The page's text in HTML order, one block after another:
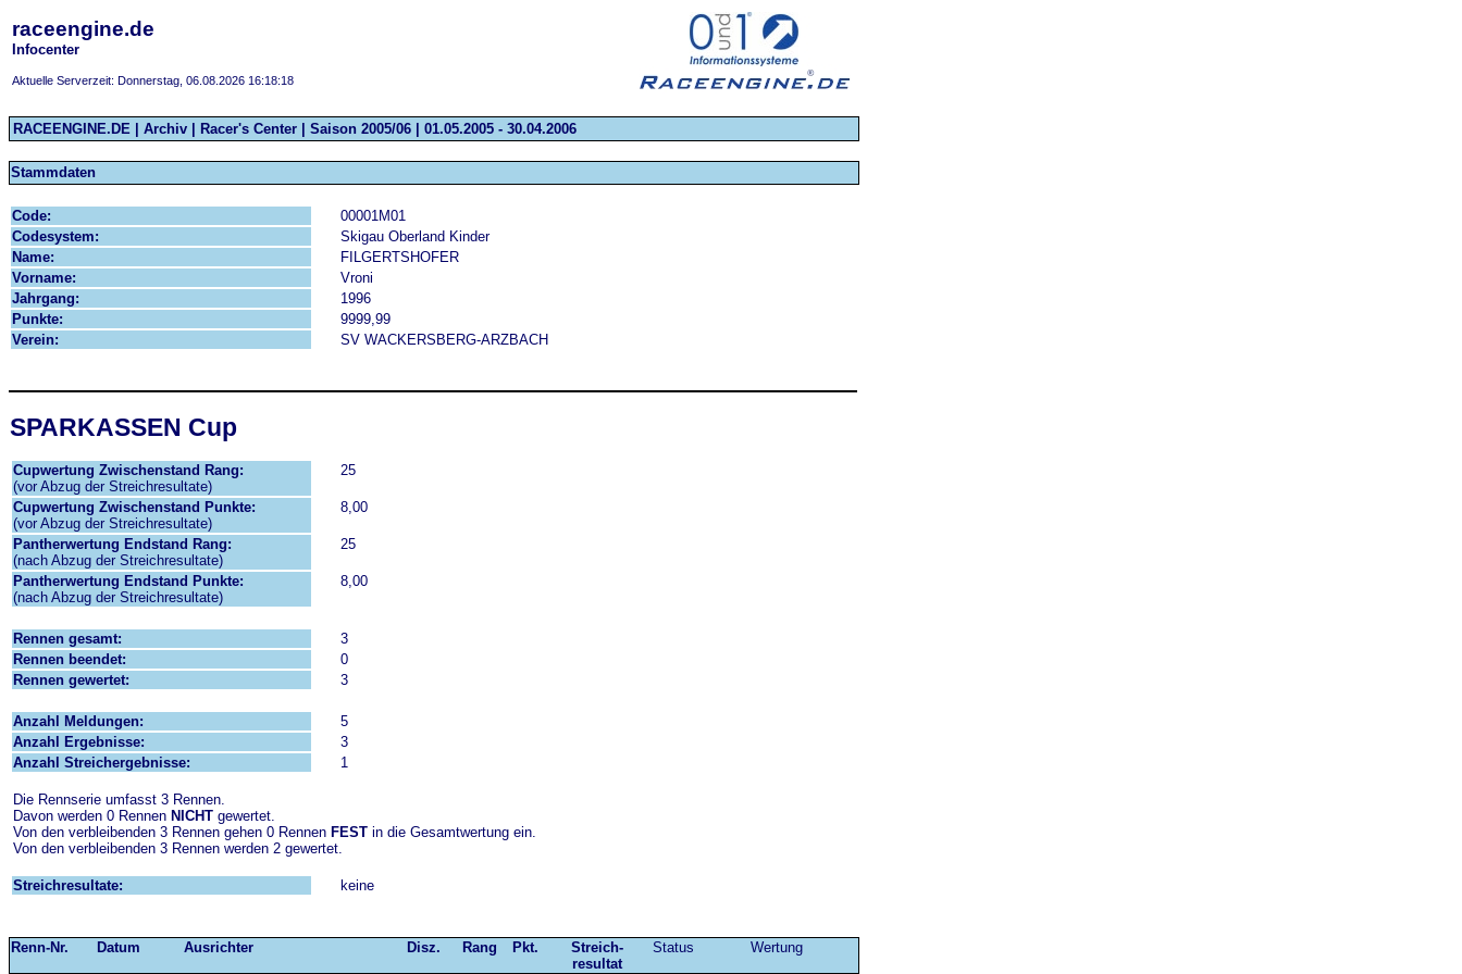
raceengine.de
Infocenter
Aktuelle Serverzeit: Donnerstag, 06.08.2026 16:18:18
RACEENGINE.DE | Archiv | Racer's Center | Saison 2005/06 | 01.05.2005 - 30.04.2006
Stammdaten
Code:
00001M01
Codesystem:
Skigau Oberland Kinder
Name:
FILGERTSHOFER
Vorname:
Vroni
Jahrgang:
1996
Punkte:
9999,99
Verein:
SV WACKERSBERG-ARZBACH
SPARKASSEN Cup
Cupwertung Zwischenstand Rang:
(vor Abzug der Streichresultate)
25
Cupwertung Zwischenstand Punkte:
(vor Abzug der Streichresultate)
8,00
Pantherwertung Endstand Rang:
(nach Abzug der Streichresultate)
25
Pantherwertung Endstand Punkte:
(nach Abzug der Streichresultate)
8,00
Rennen gesamt:
3
Rennen beendet:
0
Rennen gewertet:
3
Anzahl Meldungen:
5
Anzahl Ergebnisse:
3
Anzahl Streichergebnisse:
1
Die Rennserie umfasst 3 Rennen.
Davon werden 0 Rennen NICHT gewertet.
Von den verbleibenden 3 Rennen gehen 0 Rennen FEST in die Gesamtwertung ein.
Von den verbleibenden 3 Rennen werden 2 gewertet.
Streichresultate: keine
Renn-Nr. Datum Ausrichter Disz. Rang Pkt.
Streich-
resultat
Status Wertung